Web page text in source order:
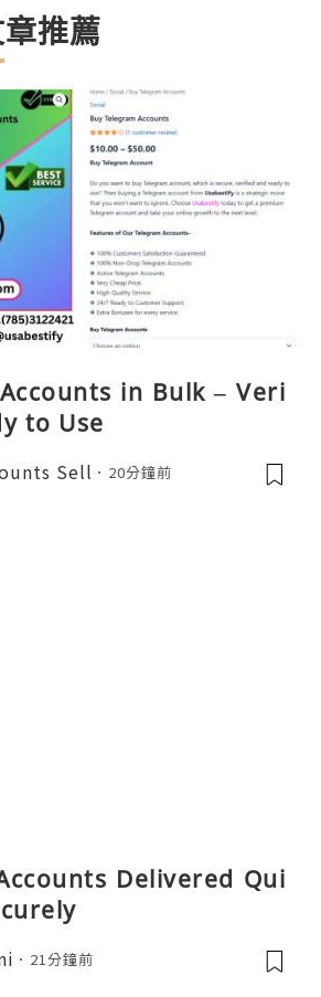
推薦
in Bulk – Veri
to Use
Sell 20分鐘前
Delivered Qui
21分鐘前